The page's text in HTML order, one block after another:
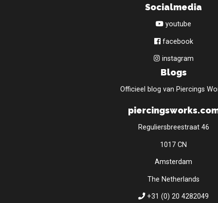
Socialmedia
youtube
facebook
instagram
Blogs
Officieel blog van Piercings
Reguliersbreestraat 46
1017 CN
Amsterdam
The Netherlands
+31 (0) 20 4282049